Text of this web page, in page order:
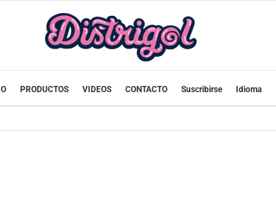
PRODUCTOS VIDEOS CONTACTO Suscribirse Idioma